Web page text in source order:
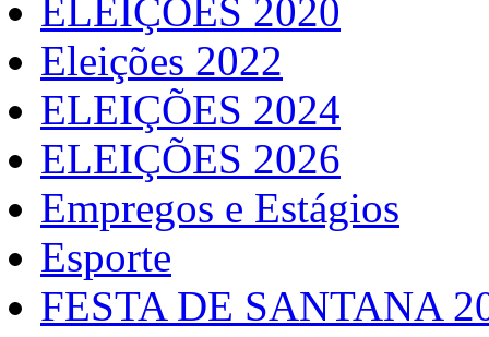
ELEIÇOES 2020
Eleições 2022
ELEIÇÕES 2024
ELEIÇÕES 2026
Empregos e Estágios
Esporte
FESTA DE SANTANA